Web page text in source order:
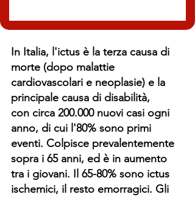
In Italia, l'ictus è la terza causa di
morte (dopo malattie
cardiovascolari e neoplasie) e la
principale causa di disabilità,
con circa 200.000 nuovi casi ogni
anno, di cui l'80% sono primi
eventi. Colpisce prevalentemente
sopra i 65 anni, ed è in aumento
tra i giovani. Il 65-80% sono ictus
ischemici, il resto emorragici. Gli